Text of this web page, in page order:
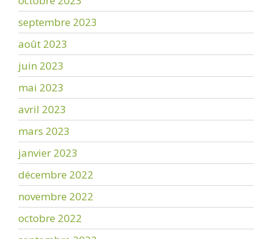
septembre 2023
août 2023
juin 2023
mai 2023
avril 2023
mars 2023
janvier 2023
décembre 2022
novembre 2022
octobre 2022